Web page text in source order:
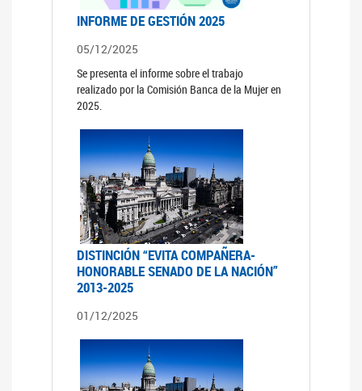
INFORME DE GESTIÓN 2025
05/12/2025
Se presenta el informe sobre el trabajo
realizado por la Comisión Banca de la Mujer en
2025.
DISTINCIÓN “EVITA COMPAÑERA-
HONORABLE SENADO DE LA NACIÓN”
2013-2025
01/12/2025